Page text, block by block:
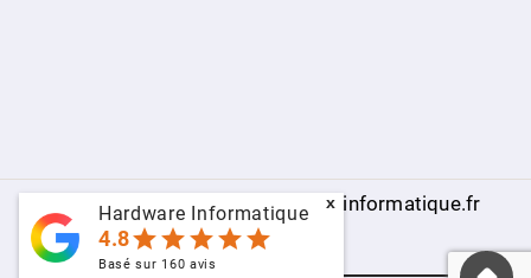
© 2009 - 2026 - www.hardware-informatique.fr
Hardware Informatique
4.8starstarstarstarstar
Basé sur 160 avis
x